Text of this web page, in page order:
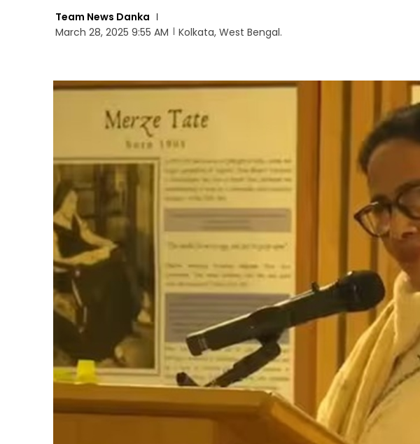
Team News Danka
March 28, 2025 9:55 AM
Kolkata, West Bengal.